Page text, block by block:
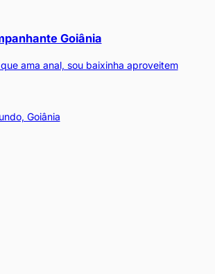
Goiânia
ama anal, sou baixinha aproveitem
Goiânia